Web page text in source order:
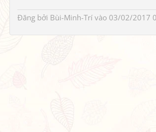
Đăng bởi Bùi-Minh-Trí vào 03/02/2017